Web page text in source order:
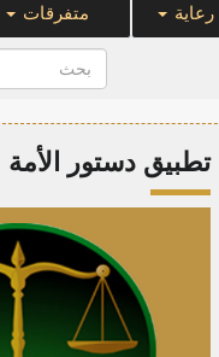
متفرقات
تطبيق دستور الأمة